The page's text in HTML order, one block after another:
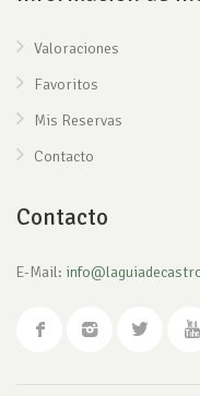
Valoraciones
Favoritos
Mis Reservas
Contacto
Contacto
E-Mail: